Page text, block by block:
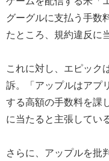
グーグルに支払う手数
たところ、規約違反に
これに対し、エピック
訴。「アップルはアプ
する高額の手数料を課
に当たると主張している
さらに、アップルを批